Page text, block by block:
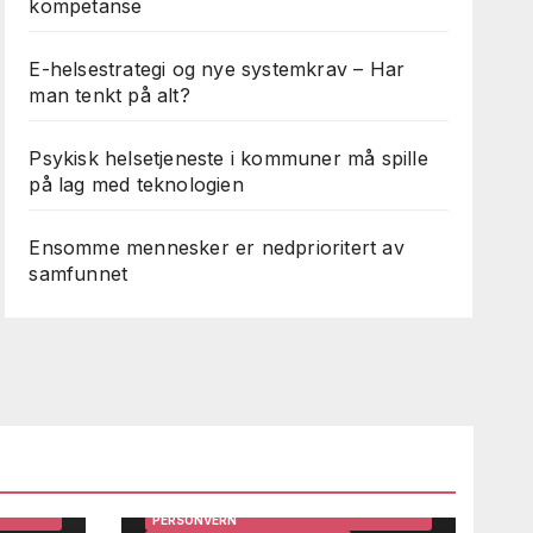
kompetanse
E-helsestrategi og nye systemkrav – Har
man tenkt på alt?
Psykisk helsetjeneste i kommuner må spille
på lag med teknologien
Ensomme mennesker er nedprioritert av
samfunnet
PERSONVERN